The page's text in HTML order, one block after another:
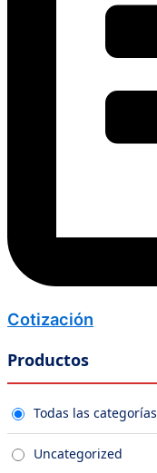
Cotización
Productos
Todas las categorías
Uncategorized